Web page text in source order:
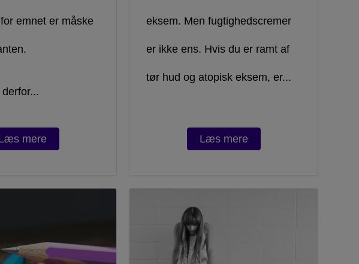
emnet er måske
mere
eksem. Men fugtighedscremer
er ikke ens. Hvis du er ramt af
tør hud og atopisk eksem, er...
Læs mere